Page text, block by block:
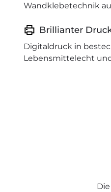
Wandklebetechnik
Brillianter
Digitaldruck in
Lebensmittelecht